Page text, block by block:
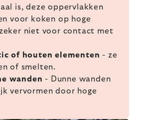
is, deze oppervlakken
voor koken op hoge
niet voor contact met
of houten elementen - ze
of smelten.
wanden - Dunne wanden
vervormen door hoge